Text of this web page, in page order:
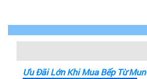
Ưu Đãi Lớn Khi Mua Bếp Từ